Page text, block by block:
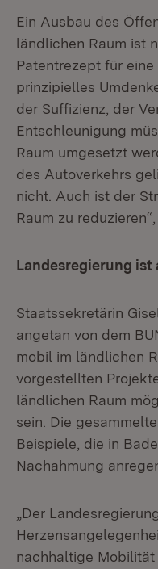
Ein Ausbau des
ländlichen Raum ist
Patentrezept für
prinzipielles
der Suffizienz, der
Entschleunigung
Raum umgesetzt
des Autoverkehrs
nicht. Auch ist der
Raum zu
Landesregierung ist
Staatssekretärin
angetan von dem
mobil im ländlichen
vorgestellten
ländlichen Raum
sein. Die
Beispiele, die in
Nachahmung
„Der
nachhaltige